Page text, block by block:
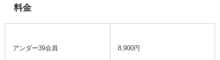
料金
アンダー39会員 8,900円